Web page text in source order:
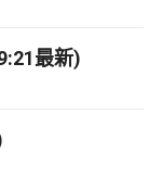
最新)